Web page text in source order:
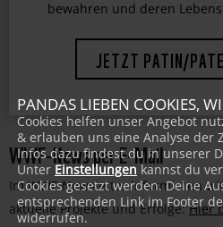
faszinierende Lebewesen
JETZT PATIN/
WWF-News per E-Mail
Im WWF-Newsletter informieren
aktuelle Projekte und Erfolge:Hier
PANDAS LIEBEN COOKIES,
Cookies helfen unser Angebot
& erlauben uns eine Analyse der
Infos dazu findest du in unserer
UnterEinstellungen kannst du
Cookies gesetzt werden. Deine
entsprechenden Link im Footer
widerrufen.